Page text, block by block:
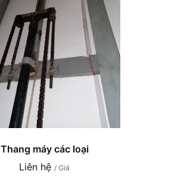
Thang máy các loại
Liên hệ / Giá